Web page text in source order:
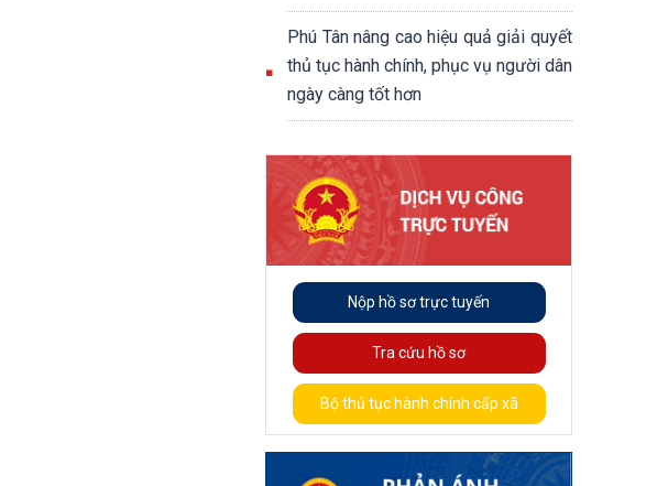
Phú Tân nâng cao hiệu quả giải quyết
thủ tục hành chính, phục vụ người dân
ngày càng tốt hơn
Nộp hồ sơ trực tuyến
Tra cứu hồ sơ
Bộ thủ tục hành chính cấp xã